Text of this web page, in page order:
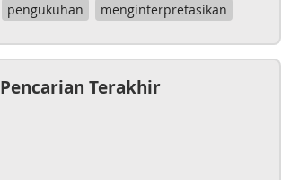
pengukuhan menginterpretasikan
Pencarian Terakhir